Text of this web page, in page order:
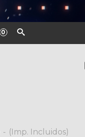
0
- (Imp. Incluidos)